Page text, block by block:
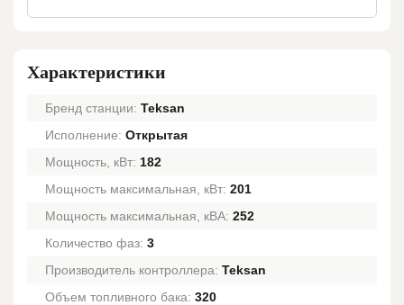
Характеристики
Бренд станции: Teksan
Исполнение: Открытая
Мощность, кВт: 182
Мощность максимальная, кВт: 201
Мощность максимальная, кВА: 252
Количество фаз: 3
Производитель контроллера: Teksan
Объем топливного бака: 320